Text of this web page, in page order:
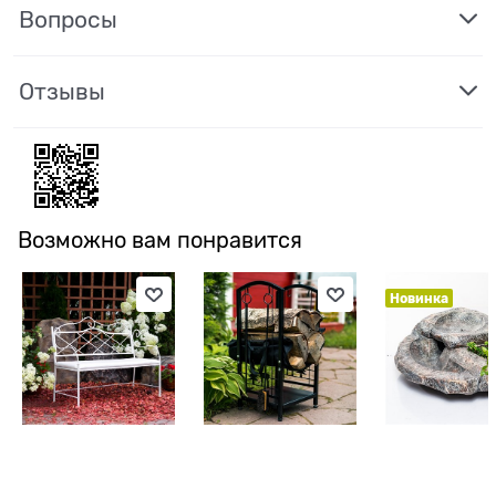
Вопросы
Отзывы
Возможно вам понравится
Новинка